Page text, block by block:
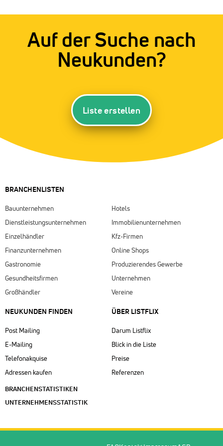
Auf der Suche nach
Neukunden?
Liste erstellen
BRANCHENLISTEN
Bauunternehmen
Dienstleistungsunternehmen
Einzelhändler
Finanzunternehmen
Gastronomie
Gesundheitsfirmen
Großhändler
Hotels
Immobilienunternehmen
Kfz-Firmen
Online Shops
Produzierendes Gewerbe
Unternehmen
Vereine
NEUKUNDEN FINDEN
Post Mailing
E-Mailing
Telefonakquise
Adressen kaufen
BRANCHENSTATISTIKEN
UNTERNEHMENSSTATISTIK
ÜBER LISTFLIX​
Darum Listflix
Blick in die Liste
Preise
Referenzen